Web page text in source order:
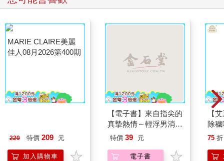
220 特價 209 元
加入購物車
【電子書】來自指尖的
真摯熱情～輕浮男消防
員帶著熱烈眼神擁抱我
特價 39 元
電子書
【
除
平安
另
75 折